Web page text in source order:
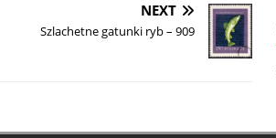
NEXT
Szlachetne gatunki ryb – 909